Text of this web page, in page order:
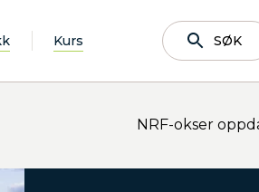
Kurs SØK
NRF-okser